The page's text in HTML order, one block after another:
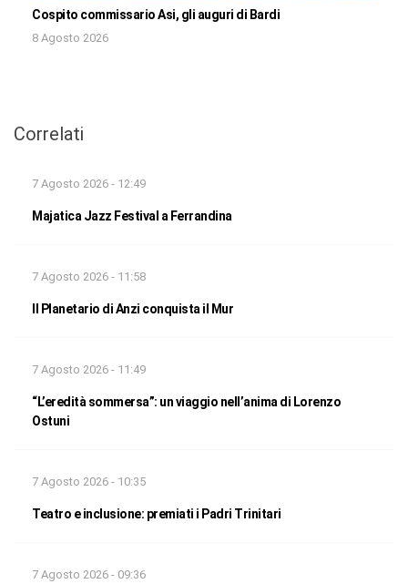
Cospito commissario Asi, gli auguri di Bardi
8 Agosto 2026
Correlati
7 Agosto 2026 - 12:49
Majatica Jazz Festival a Ferrandina
7 Agosto 2026 - 11:58
Il Planetario di Anzi conquista il Mur
7 Agosto 2026 - 11:49
“L’eredità sommersa”: un viaggio nell’anima di Lorenzo
Ostuni
7 Agosto 2026 - 10:35
Teatro e inclusione: premiati i Padri Trinitari
7 Agosto 2026 - 09:36